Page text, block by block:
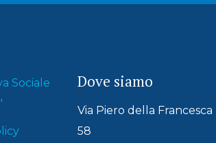
Sociale
Dove siamo
Via Piero della Francesca
58